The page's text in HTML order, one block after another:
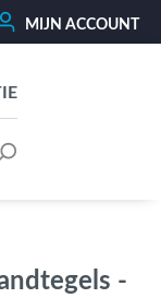
MIJN ACCOUNT
-